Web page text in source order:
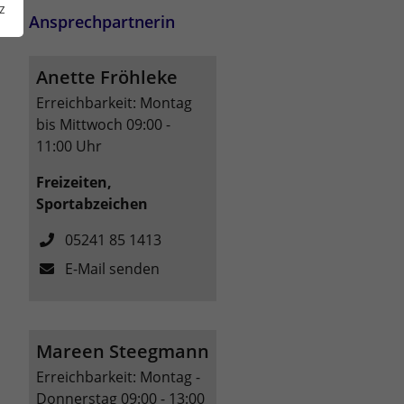
Ansprechpartnerin
Anette Fröhleke
Erreichbarkeit: Montag
bis Mittwoch 09:00 -
11:00 Uhr
Freizeiten,
Sportabzeichen
05241 85 1413
E-Mail senden
Mareen Steegmann
Erreichbarkeit: Montag -
Donnerstag 09:00 - 13:00